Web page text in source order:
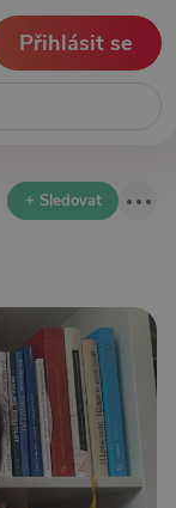
Přihlásit se
+ Sledovat